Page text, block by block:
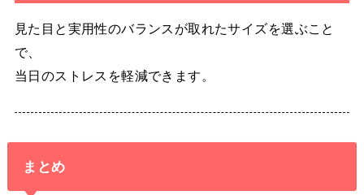
見た目と実用性のバランスが取れたサイズを選ぶこと
で、
当日のストレスを軽減できます。
まとめ